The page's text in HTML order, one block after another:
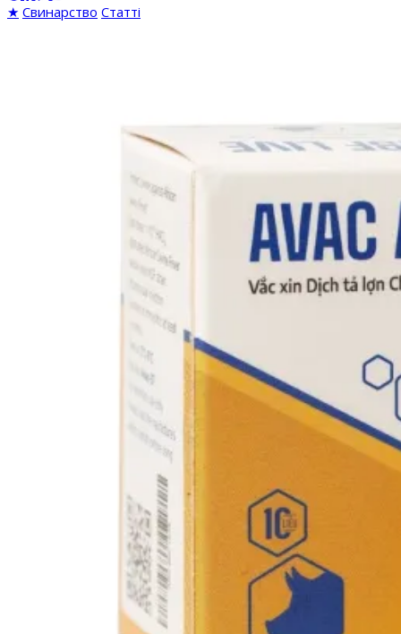
★ Свинарство Статті